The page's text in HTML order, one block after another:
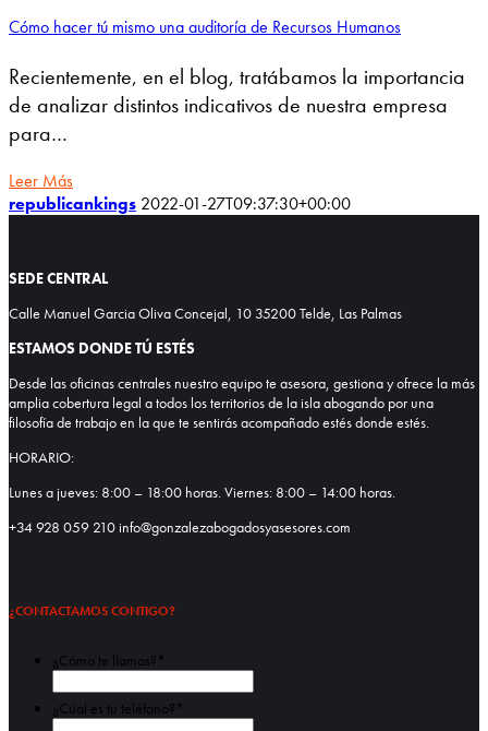
Cómo hacer tú mismo una auditoría de Recursos Humanos
Recientemente, en el blog, tratábamos la importancia
de analizar distintos indicativos de nuestra empresa
para…
Leer Más
republicankings 2022-01-27T09:37:30+00:00
SEDE CENTRAL
Calle Manuel Garcia Oliva Concejal, 10 35200 Telde, Las Palmas
ESTAMOS DONDE TÚ ESTÉS
Desde las oficinas centrales nuestro equipo te asesora, gestiona y ofrece la más
amplia cobertura legal a todos los territorios de la isla abogando por una
filosofía de trabajo en la que te sentirás acompañado estés donde estés.
HORARIO:
Lunes a jueves: 8:00 – 18:00 horas. Viernes: 8:00 – 14:00 horas.
+34 928 059 210 info@gonzalezabogadosyasesores.com
¿CONTACTAMOS CONTIGO?
¿Cómo te llamas? *
¿Cúal es tu teléfono? *